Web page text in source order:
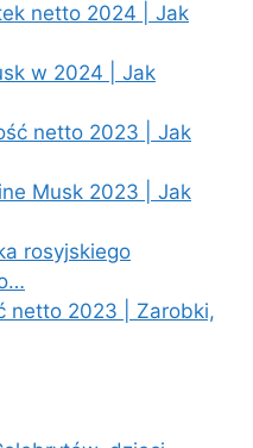
netto 2024 | Jak
w 2024 | Jak
netto 2023 | Jak
Musk 2023 | Jak
rosyjskiego
netto 2023 | Zarobki,